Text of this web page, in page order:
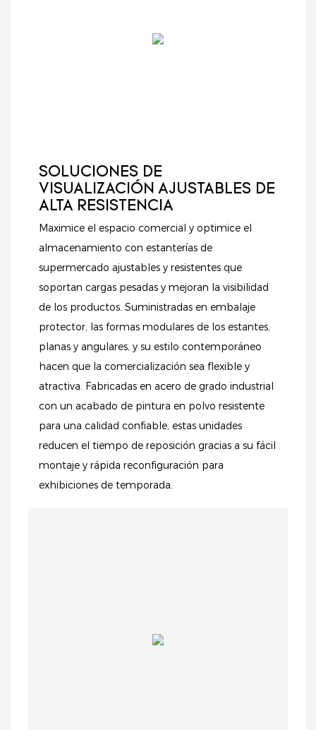
SOLUCIONES DE
VISUALIZACIÓN AJUSTABLES DE
ALTA RESISTENCIA
Maximice el espacio comercial y optimice el
almacenamiento con estanterías de
supermercado ajustables y resistentes que
soportan cargas pesadas y mejoran la visibilidad
de los productos. Suministradas en embalaje
protector, las formas modulares de los estantes,
planas y angulares, y su estilo contemporáneo
hacen que la comercialización sea flexible y
atractiva. Fabricadas en acero de grado industrial
con un acabado de pintura en polvo resistente
para una calidad confiable, estas unidades
reducen el tiempo de reposición gracias a su fácil
montaje y rápida reconfiguración para
exhibiciones de temporada.